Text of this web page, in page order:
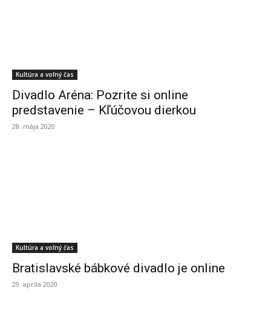
Kultúra a voľný čas
Divadlo Aréna: Pozrite si online
predstavenie – Kľúčovou dierkou
28. mája 2020
Kultúra a voľný čas
Bratislavské bábkové divadlo je online
29. apríla 2020